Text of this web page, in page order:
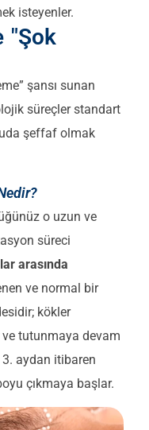
isteyenler.
"Şok
şansı sunan
süreçler standart
şeffaf olmak
o uzun ve
süreci
arasında
ve normal bir
kökler
ve tutunmaya devam
aydan itibaren
çıkmaya başlar.